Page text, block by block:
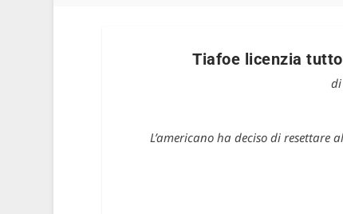
Tiafoe licenzia
di
L’americano ha deciso di resettare